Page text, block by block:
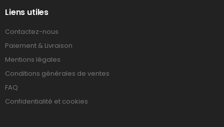
Liens utiles
Contactez-nous
Paiement & Livraison
Mentions légales
Conditions générales de ventes
FAQ
Confidentialité et cookies